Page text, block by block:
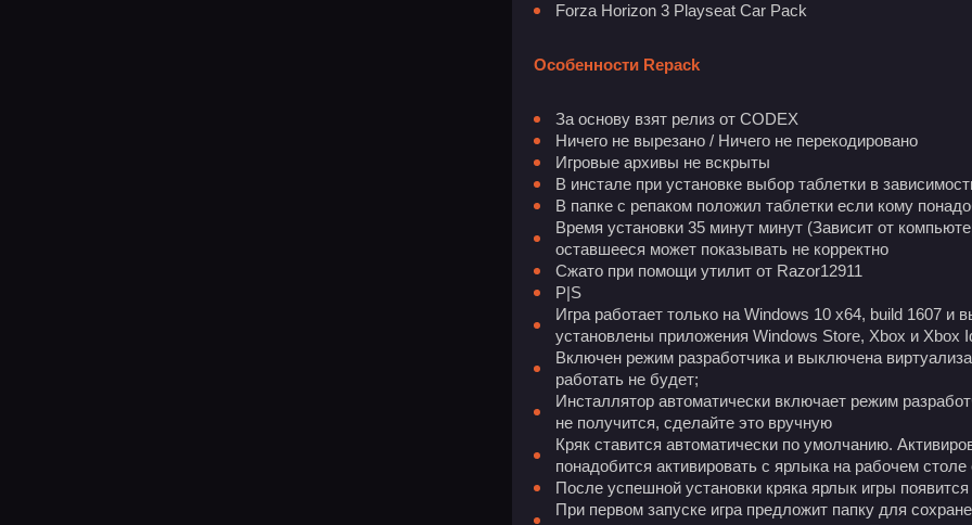
Forza Horizon 3 Playseat Car Pack
Особенности Repack
За основу взят релиз от CODEX
Ничего не вырезано / Ничего не перекодировано
Игровые архивы не вскрыты
В инстале при установке выбор таблетки в
В папке с репаком положил таблетки если кому
Время установки 35 минут минут (Зависит от
оставшееся может показывать не корректно
Сжато при помощи утилит от Razor12911
P|S
Игра работает только на Windows 10 x64, build 1607
установлены приложения Windows Store, Xbox и Xbox
Включен режим разработчика и выключена
работать не будет;
Инсталлятор автоматически включает режим
не получится, сделайте это вручную
Кряк ставится автоматически по умолчанию.
понадобится активировать с ярлыка на рабочем
После успешной установки кряка ярлык игры
При первом запуске игра предложит папку для